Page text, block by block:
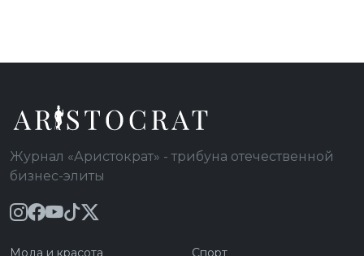
Журнал «Аристократ» - трибуна отечественной
бизнес-элиты
Мода и красота
Спорт